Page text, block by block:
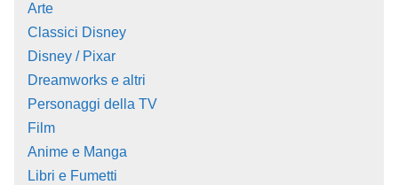
Arte
Classici Disney
Disney / Pixar
Dreamworks e altri
Personaggi della TV
Film
Anime e Manga
Libri e Fumetti